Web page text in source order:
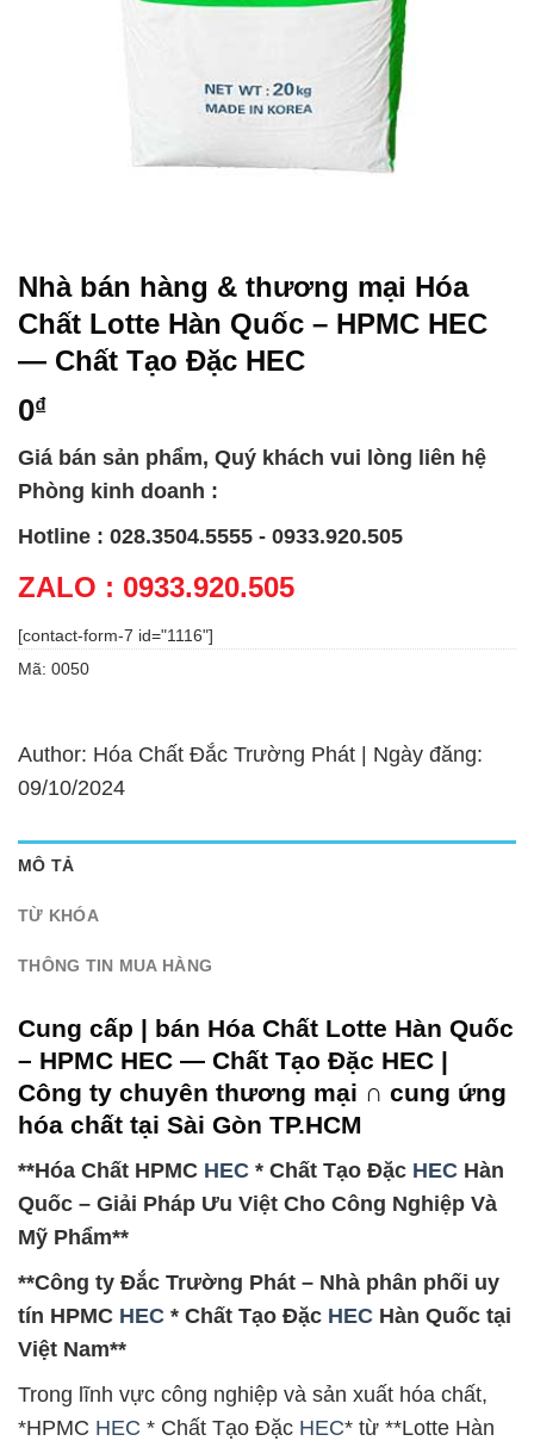
Nhà bán hàng & thương mại Hóa
Chất Lotte Hàn Quốc – HPMC HEC
— Chất Tạo Đặc HEC
0₫
Giá bán sản phẩm, Quý khách vui lòng liên hệ
Phòng kinh doanh :
Hotline : 028.3504.5555 - 0933.920.505
ZALO : 0933.920.505
[contact-form-7 id="1116"]
Mã: 0050
Author: Hóa Chất Đắc Trường Phát | Ngày đăng:
09/10/2024
MÔ TẢ
TỪ KHÓA
THÔNG TIN MUA HÀNG
Cung cấp | bán Hóa Chất Lotte Hàn Quốc
– HPMC HEC — Chất Tạo Đặc HEC |
Công ty chuyên thương mại ∩ cung ứng
hóa chất tại Sài Gòn TP.HCM
**Hóa Chất HPMC HEC * Chất Tạo Đặc HEC Hàn
Quốc – Giải Pháp Ưu Việt Cho Công Nghiệp Và
Mỹ Phẩm**
**Công ty Đắc Trường Phát – Nhà phân phối uy
tín HPMC HEC * Chất Tạo Đặc HEC Hàn Quốc tại
Việt Nam**
Trong lĩnh vực công nghiệp và sản xuất hóa chất,
*HPMC HEC * Chất Tạo Đặc HEC* từ **Lotte Hàn